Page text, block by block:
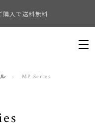
入で送料無料
MP Series